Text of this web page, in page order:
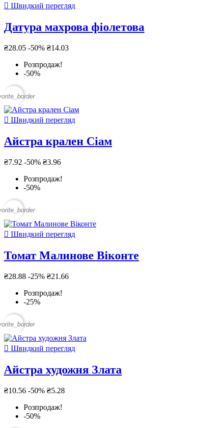
 Швидкий перегляд
Датура махрова фіолетова
₴28.05 -50% ₴14.03
Розпродаж!
-50%
 Швидкий перегляд
Айстра крален Сіам
₴7.92 -50% ₴3.96
Розпродаж!
-50%
 Швидкий перегляд
Томат Малинове Віконте
₴28.88 -25% ₴21.66
Розпродаж!
-25%
 Швидкий перегляд
Айстра художня Злата
₴10.56 -50% ₴5.28
Розпродаж!
-50%